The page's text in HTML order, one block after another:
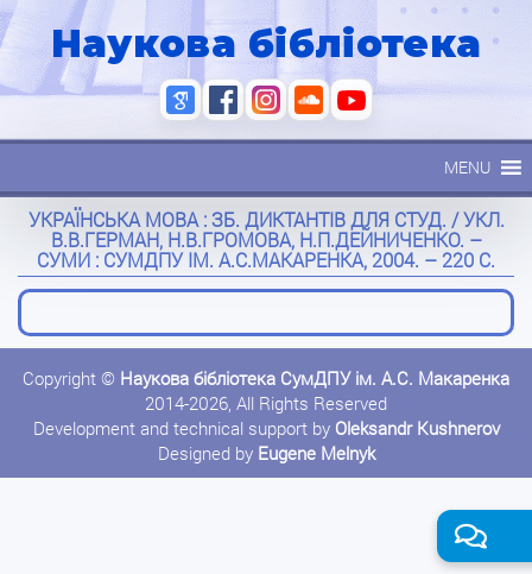
Наукова бібліотека
MENU
УКРАЇНСЬКА МОВА : ЗБ. ДИКТАНТІВ ДЛЯ СТУД. / УКЛ.
В.В.ГЕРМАН, Н.В.ГРОМОВА, Н.П.ДЕЙНИЧЕНКО. –
СУМИ : СУМДПУ ІМ. А.С.МАКАРЕНКА, 2004. – 220 С.
Copyright © Наукова бібліотека СумДПУ ім. А.С. Макаренка
2014-2026, All Rights Reserved
Development and technical support by Oleksandr Kushnerov
Designed by Eugene Melnyk